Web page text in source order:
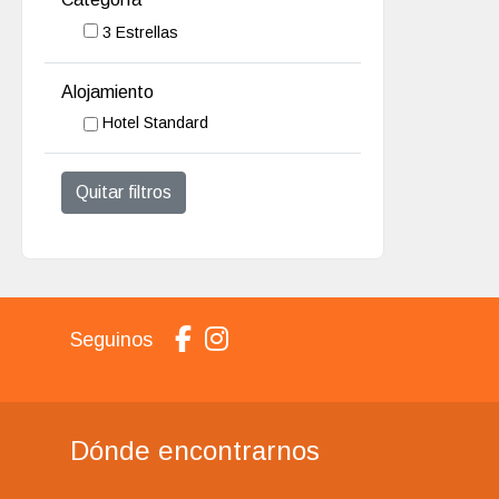
3 Estrellas
Alojamiento
Hotel Standard
Quitar filtros
Seguinos
Dónde encontrarnos